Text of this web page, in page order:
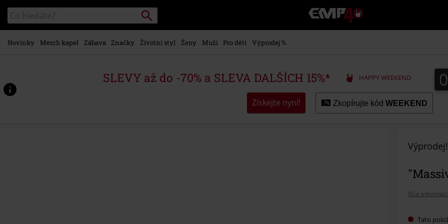
hlavnímu
obsahu
Katalog
vyhledávání
Vyhledávání
EMP
-
Hudba,
Merch
hráče,
Alternativní
Novinky Merch kapel Zábava Značky Životní styl Ženy Muži Pro děti Výprodej %
SLEVY až do -70% a SLEVA DALŠÍCH 15%* HAPPY WEEKEND 0
0
Získejte nyní! Zkopírujte kód WEEKEND
Výprodej!
Více
Tato